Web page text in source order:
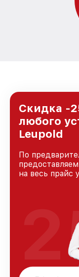
Скидка -
любого
Leupold
По
на весь прайс